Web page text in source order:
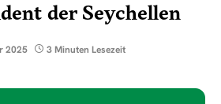
der Seychellen
2025 3 Minuten Lesezeit